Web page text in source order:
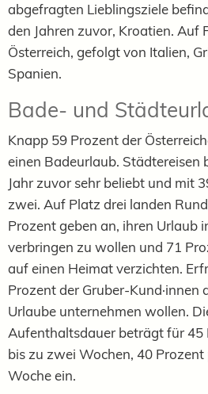
abgefragten Lieblingsziele
den Jahren zuvor, Kroatien. Auf
Österreich, gefolgt von Italien,
Spanien.
Bade- und
Knapp 59 Prozent der
einen Badeurlaub. Städtereisen
Jahr zuvor sehr beliebt und mit
zwei. Auf Platz drei landen
Prozent geben an, ihren Urlaub
verbringen zu wollen und 71
auf einen Heimat verzichten.
Prozent der Gruber-Kund·innen
Urlaube unternehmen wollen.
Aufenthaltsdauer beträgt für 45
bis zu zwei Wochen, 40 Prozent
Woche ein.